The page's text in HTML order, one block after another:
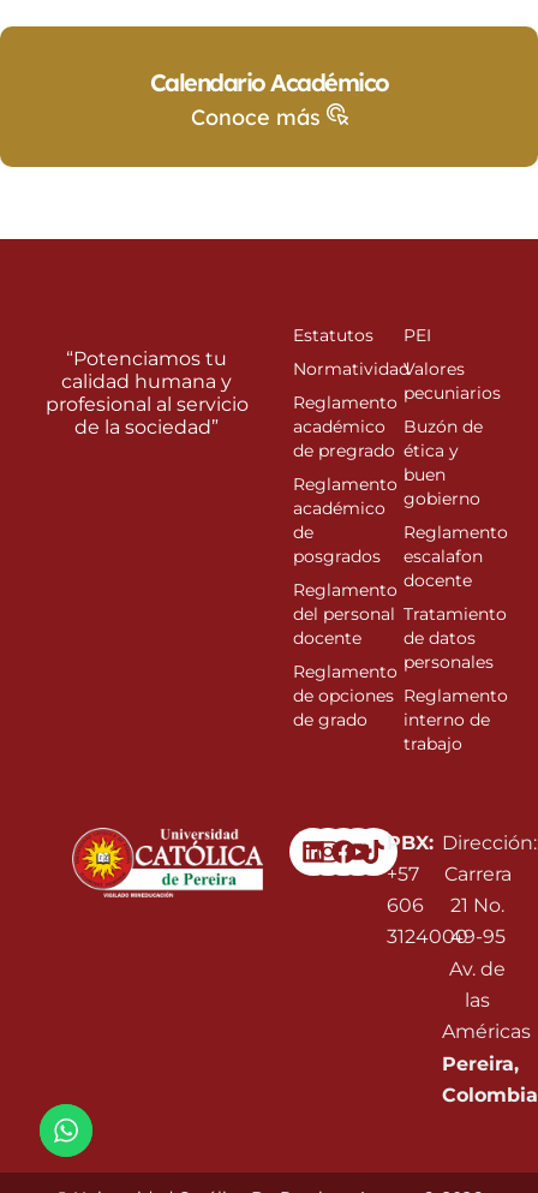
Calendario Académico
Conoce más
Linkedin
Instagram
Facebook
Youtube
PBX:
+57
606
3124000
Dirección:
Carrera
21 No.
49-95
Av. de
las
Américas
Pereira,
Colombia
“Potenciamos tu
calidad humana y
profesional al servicio
de la sociedad”
Estatutos
Normatividad
Reglamento
académico
de pregrado
Reglamento
académico
de
posgrados
Reglamento
del personal
docente
Reglamento
de opciones
de grado
PEI
Valores
pecuniarios
Buzón de
ética y
buen
gobierno
Reglamento
escalafon
docente
Tratamiento
de datos
personales
Reglamento
interno de
trabajo